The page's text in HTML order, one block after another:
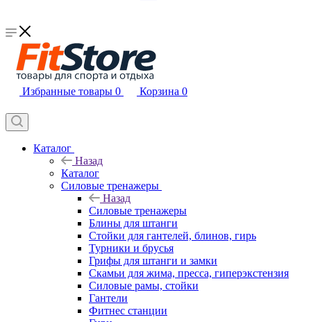
Избранные товары 0 Корзина 0
Каталог
Назад
Каталог
Силовые тренажеры
Назад
Силовые тренажеры
Блины для штанги
Стойки для гантелей, блинов, гирь
Турники и брусья
Грифы для штанги и замки
Скамьи для жима, пресса, гиперэкстензия
Силовые рамы, стойки
Гантели
Фитнес станции